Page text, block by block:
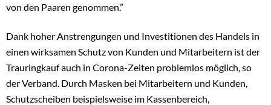
von den Paaren genommen.”
Dank hoher Anstrengungen und Investitionen des Handels in
einen wirksamen Schutz von Kunden und Mitarbeitern ist der
Trauringkauf auch in Corona-Zeiten problemlos möglich, so
der Verband. Durch Masken bei Mitarbeitern und Kunden,
Schutzscheiben beispielsweise im Kassenbereich,